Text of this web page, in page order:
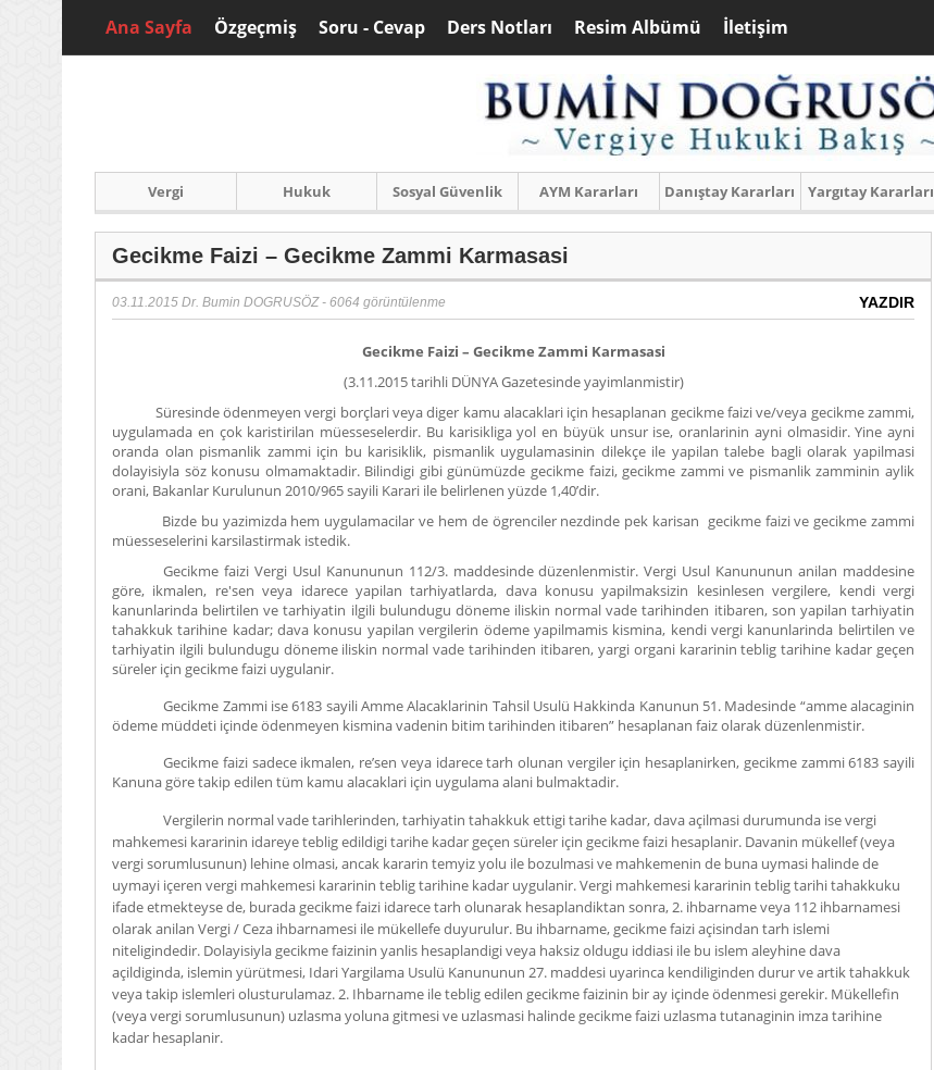
Ana Sayfa Özgeçmiş Soru - Cevap Ders Notları Resim Albümü İletişim
Vergi Hukuk Sosyal Güvenlik AYM Kararları Danıştay Kararları Yargıtay Kararları
Gecikme Faizi – Gecikme Zammi Karmasasi
03.11.2015 Dr. Bumin DOGRUSÖZ- 6064 görüntülenme YAZDIR
Gecikme Faizi – Gecikme Zammi Karmasasi
(3.11.2015 tarihli DÜNYA Gazetesinde yayimlanmistir)
Süresinde ödenmeyen vergi borçlari veya diger kamu alacaklari için hesaplanan gecikme faizi ve/veya gecikme zammi,
uygulamada en çok karistirilan müesseselerdir. Bu karisikliga yol en büyük unsur ise, oranlarinin ayni olmasidir. Yine ayni
oranda olan pismanlik zammi için bu karisiklik, pismanlik uygulamasinin dilekçe ile yapilan talebe bagli olarak yapilmasi
dolayisiyla söz konusu olmamaktadir. Bilindigi gibi günümüzde gecikme faizi, gecikme zammi ve pismanlik zamminin aylik
orani, Bakanlar Kurulunun 2010/965 sayili Karari ile belirlenen yüzde 1,40’dir.
Bizde bu yazimizda hem uygulamacilar ve hem de ögrenciler nezdinde pek karisan gecikme faizi ve gecikme zammi
müesseselerini karsilastirmak istedik.
Gecikme faizi Vergi Usul Kanununun 112/3. maddesinde düzenlenmistir. Vergi Usul Kanununun anilan maddesine
göre, ikmalen, re'sen veya idarece yapilan tarhiyatlarda, dava konusu yapilmaksizin kesinlesen vergilere, kendi vergi
kanunlarinda belirtilen ve tarhiyatin ilgili bulundugu döneme iliskin normal vade tarihinden itibaren, son yapilan tarhiyatin
tahakkuk tarihine kadar; dava konusu yapilan vergilerin ödeme yapilmamis kismina, kendi vergi kanunlarinda belirtilen ve
tarhiyatin ilgili bulundugu döneme iliskin normal vade tarihinden itibaren, yargi organi kararinin teblig tarihine kadar geçen
süreler için gecikme faizi uygulanir.
Gecikme Zammi ise 6183 sayili Amme Alacaklarinin Tahsil Usulü Hakkinda Kanunun 51. Madesinde “amme alacaginin
ödeme müddeti içinde ödenmeyen kismina vadenin bitim tarihinden itibaren” hesaplanan faiz olarak düzenlenmistir.
Gecikme faizi sadece ikmalen, re’sen veya idarece tarh olunan vergiler için hesaplanirken, gecikme zammi 6183 sayili
Kanuna göre takip edilen tüm kamu alacaklari için uygulama alani bulmaktadir.
Vergilerin normal vade tarihlerinden, tarhiyatin tahakkuk ettigi tarihe kadar, dava açilmasi durumunda ise vergi
mahkemesi kararinin idareye teblig edildigi tarihe kadar geçen süreler için gecikme faizi hesaplanir. Davanin mükellef (veya
vergi sorumlusunun) lehine olmasi, ancak kararin temyiz yolu ile bozulmasi ve mahkemenin de buna uymasi halinde de
uymayi içeren vergi mahkemesi kararinin teblig tarihine kadar uygulanir. Vergi mahkemesi kararinin teblig tarihi tahakkuku
ifade etmekteyse de, burada gecikme faizi idarece tarh olunarak hesaplandiktan sonra, 2. ihbarname veya 112 ihbarnamesi
olarak anilan Vergi / Ceza ihbarnamesi ile mükellefe duyurulur. Bu ihbarname, gecikme faizi açisindan tarh islemi
niteligindedir. Dolayisiyla gecikme faizinin yanlis hesaplandigi veya haksiz oldugu iddiasi ile bu islem aleyhine dava
açildiginda, islemin yürütmesi, Idari Yargilama Usulü Kanununun 27. maddesi uyarinca kendiliginden durur ve artik tahakkuk
veya takip islemleri olusturulamaz. 2. Ihbarname ile teblig edilen gecikme faizinin bir ay içinde ödenmesi gerekir. Mükellefin
(veya vergi sorumlusunun) uzlasma yoluna gitmesi ve uzlasmasi halinde gecikme faizi uzlasma tutanaginin imza tarihine
kadar hesaplanir.